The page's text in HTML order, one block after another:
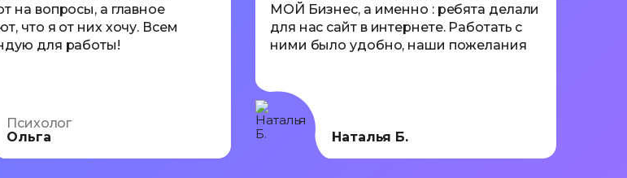
на вопросы, а главное
что я от них хочу. Всем
для работы!
Психолог
Ольга
МОЙ Бизнес, а именно : ребята делали
для нас сайт в интернете. Работать с
ними было удобно, наши пожелания
довольны нашим сайтом и
сотрудничеством с Импульсом,
желаем им побольше заказов и
довольных клиентов!
Наталья Б.